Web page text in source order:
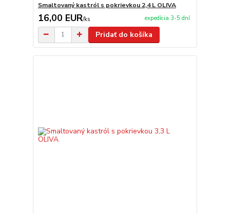
Smaltovaný kastról s pokrievkou 2,4 L OLIVA
16,00 EUR/ks expedícia 3-5 dní
Pridať do košíka